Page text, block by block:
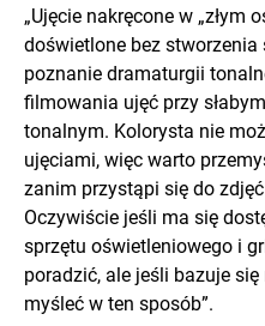
„Ujęcie nakręcone w „złym
doświetlone bez
poznanie dramaturgii
filmowania ujęć przy
tonalnym. Kolorysta nie
ujęciami, więc warto
zanim przystąpi się do
Oczywiście jeśli ma się
sprzętu oświetleniowego i
poradzić, ale jeśli bazuje
myśleć w ten sposób”.